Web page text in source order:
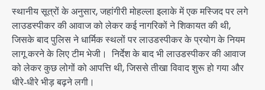
स्थानीय सूत्रों के अनुसार, जहांगीरी मोहल्ला इलाके में एक मस्जिद पर लगे
लाउडस्पीकर की आवाज को लेकर कई नागरिकों ने शिकायत की थी,
जिसके बाद पुलिस ने धार्मिक स्थलों पर लाउडस्पीकर के प्रयोग के नियम
लागू करने के लिए टीम भेजी। निर्देश के बाद भी लाउडस्पीकर की आवाज
को लेकर कुछ लोगों को आपत्ति थी, जिससे तीखा विवाद शुरू हो गया और
धीरे‑धीरे भीड़ बढ़ने लगी।